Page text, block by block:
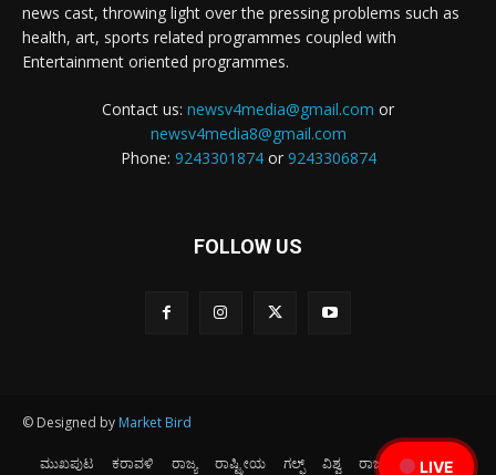
LIVE
news cast, throwing light over the pressing problems such as
health, art, sports related programmes coupled with
Entertainment oriented programmes.
Contact us: newsv4media@gmail.com or
newsv4media8@gmail.com
Phone: 9243301874or 9243306874
FOLLOW US
© Designed by Market Bird
ಮುಖಪುಟ ಕರಾವಳಿ ರಾಜ್ಯ ರಾಷ್ಟ್ರೀಯ ಗಲ್ಫ್ ವಿಶ್ವ ರಾಜಕೀಯ ಕ್ರೀಡೆ